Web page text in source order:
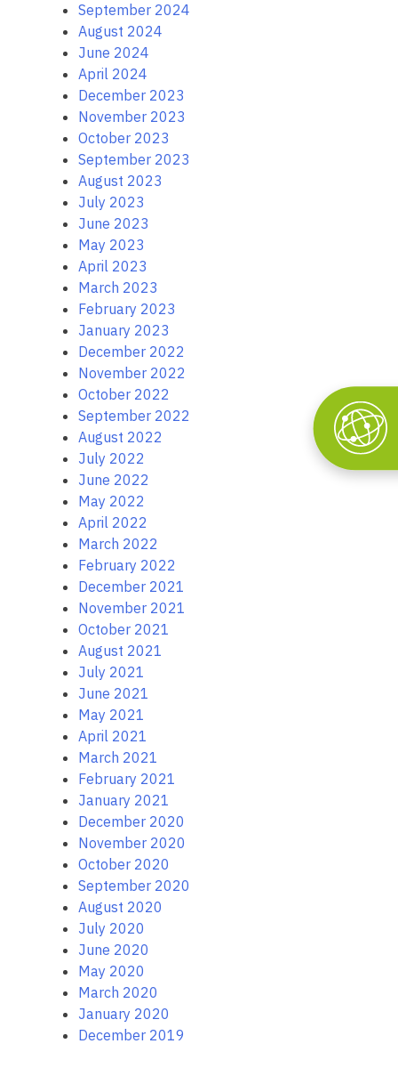
September 2024
August 2024
June 2024
April 2024
December 2023
November 2023
October 2023
September 2023
August 2023
July 2023
June 2023
May 2023
April 2023
March 2023
February 2023
January 2023
December 2022
November 2022
October 2022
September 2022
August 2022
July 2022
June 2022
May 2022
April 2022
March 2022
February 2022
December 2021
November 2021
October 2021
August 2021
July 2021
June 2021
May 2021
April 2021
March 2021
February 2021
January 2021
December 2020
November 2020
October 2020
September 2020
August 2020
July 2020
June 2020
May 2020
March 2020
January 2020
December 2019